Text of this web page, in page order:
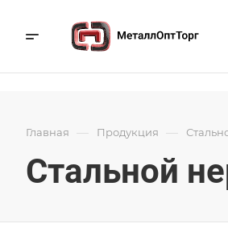
Главная — Продукция —
Стальной